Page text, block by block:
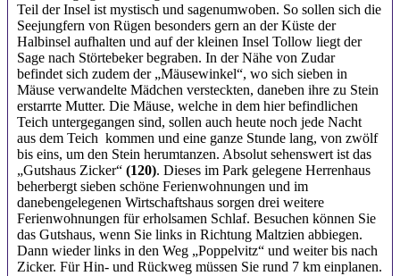
Teil der Insel ist mystisch und sagenumwoben. So sollen sich die
Seejungfern von Rügen besonders gern an der Küste der
Halbinsel aufhalten und auf der kleinen Insel Tollow liegt der
Sage nach Störtebeker begraben. In der Nähe von Zudar
befindet sich zudem der „Mäusewinkel“, wo sich sieben in
Mäuse verwandelte Mädchen versteckten, daneben ihre zu Stein
erstarrte Mutter. Die Mäuse, welche in dem hier befindlichen
Teich untergegangen sind, sollen auch heute noch jede Nacht
aus dem Teich kommen und eine ganze Stunde lang, von zwölf
bis eins, um den Stein herumtanzen. Absolut sehenswert ist das
„Gutshaus Zicker“ (120). Dieses im Park gelegene Herrenhaus
beherbergt sieben schöne Ferienwohnungen und im
danebengelegenen Wirtschaftshaus sorgen drei weitere
Ferienwohnungen für erholsamen Schlaf. Besuchen können Sie
das Gutshaus, wenn Sie links in Richtung Maltzien abbiegen.
Dann wieder links in den Weg „Poppelvitz“ und weiter bis nach
Zicker. Für Hin- und Rückweg müssen Sie rund 7 km einplanen.